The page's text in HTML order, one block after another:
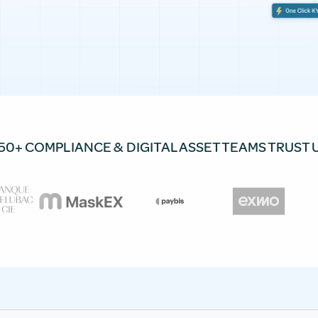
COMPLIANCE & DIGITAL ASSET TEAMS TRUST